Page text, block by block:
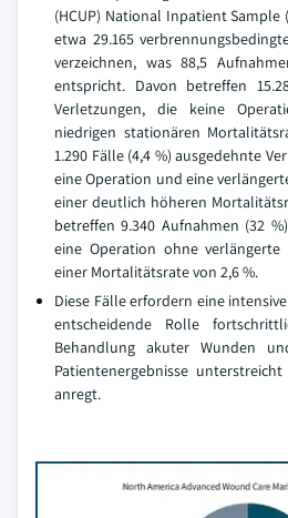
(HCUP) National Inpatient Sample
etwa 29.165
verzeichnen, was 88,5
entspricht. Davon betreffen
Verletzungen, die keine
niedrigen stationären
1.290 Fälle (4,4 %) ausgedehnte
eine Operation und eine
einer deutlich höheren
betreffen 9.340 Aufnahmen (32
eine Operation ohne
einer Mortalitätsrate von 2,6 %.
Diese Fälle erfordern eine
entscheidende Rolle
Behandlung akuter Wunden
Patientenergebnisse
anregt.